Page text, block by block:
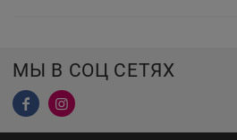
МЫ В СОЦ СЕТЯХ